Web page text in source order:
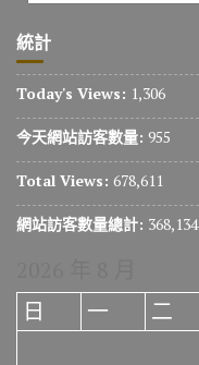
統計
Today's Views: 1,306
今天網站訪客數量: 955
Total Views: 678,611
網站訪客數量總計: 368,134
日
一 二